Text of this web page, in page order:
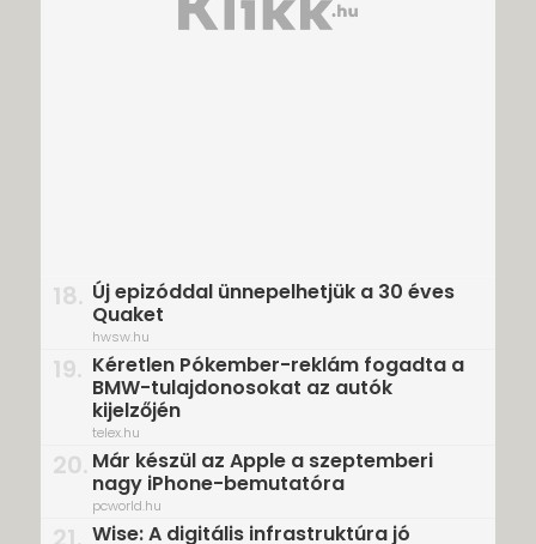
18. Új epizóddal ünnepelhetjük a 30 éves
Quaket
hwsw.hu
19. Kéretlen Pókember-reklám fogadta a
BMW-tulajdonosokat az autók
kijelzőjén
telex.hu
20. Már készül az Apple a szeptemberi
nagy iPhone-bemutatóra
pcworld.hu
Wise: A digitális infrastruktúra jó